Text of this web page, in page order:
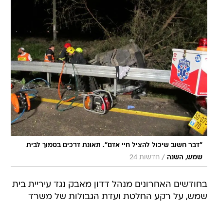
"דבר חשוב שיכול להציל חיי אדם". תאונת דרכים בסמוך לבית
שמש, השנה / חדשות 24
בחודשים האחרונים מנהל דדון מאבק נגד עיריית בית
שמש, על רקע החלטת ועדת הגבולות של משרד